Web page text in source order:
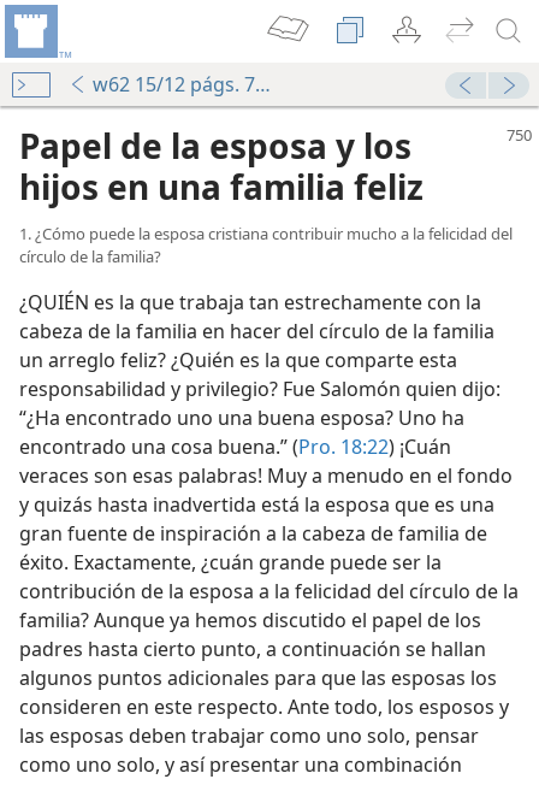
w62 15/12 págs. 750-755
la Biblia como familia
de la familia
Papel de la esposa y los
hijos en una familia feliz
1. ¿Cómo puede la esposa cristiana contribuir mucho a la felicidad del
círculo de la familia?
¿QUIÉN es la que trabaja tan estrechamente con la
cabeza de la familia en hacer del círculo de la familia
un arreglo feliz? ¿Quién es la que comparte esta
responsabilidad y privilegio? Fue Salomón quien dijo:
“¿Ha encontrado uno una buena esposa? Uno ha
encontrado una cosa buena.” (Pro. 18:22) ¡Cuán
veraces son esas palabras! Muy a menudo en el fondo
y quizás hasta inadvertida está la esposa que es una
gran fuente de inspiración a la cabeza de familia de
éxito. Exactamente, ¿cuán grande puede ser la
contribución de la esposa a la felicidad del círculo de la
familia? Aunque ya hemos discutido el papel de los
padres hasta cierto punto, a continuación se hallan
algunos puntos adicionales para que las esposas los
consideren en este respecto. Ante todo, los esposos y
las esposas deben trabajar como uno solo, pensar
como uno solo, y así presentar una combinación